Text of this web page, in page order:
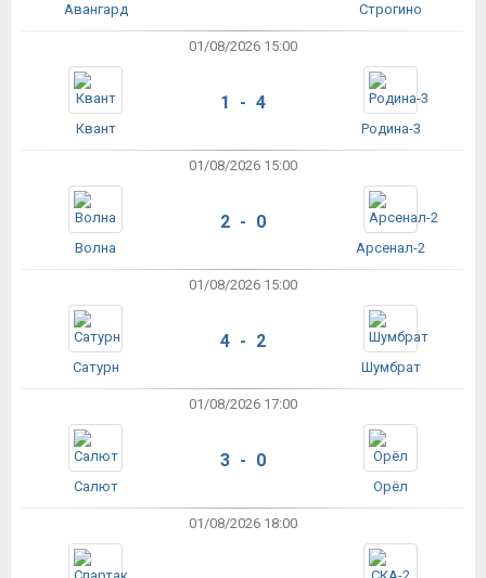
Авангард Строгино
01/08/2026 15:00
Квант
1 - 4
Родина-3
01/08/2026 15:00
Волна
2 - 0
Арсенал-2
01/08/2026 15:00
Сатурн
4 - 2
Шумбрат
01/08/2026 17:00
Салют
3 - 0
Орёл
01/08/2026 18:00